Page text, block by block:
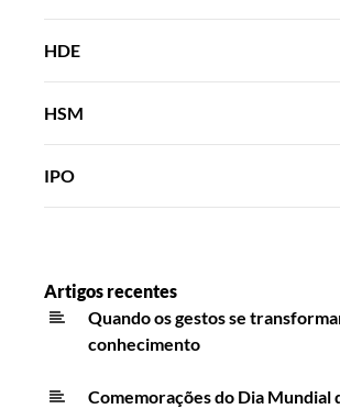
HDE
HSM
IPO
Artigos recentes
Quando os gestos se
conhecimento
Comemorações do Dia Mundial